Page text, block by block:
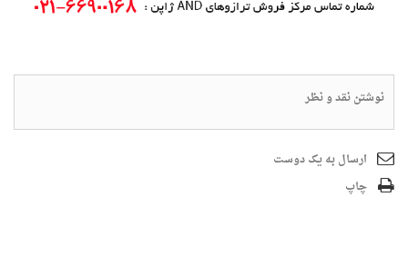
نوشتن نقد و نظر
ارسال به یک دوست
چاپ